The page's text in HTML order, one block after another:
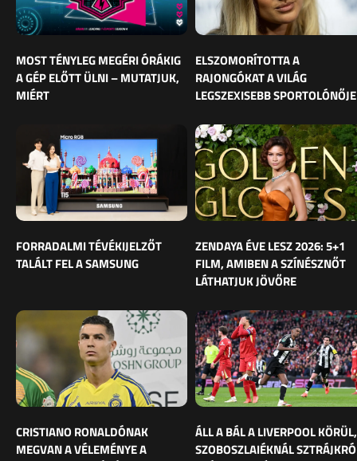
MOST TÉNYLEG MEGÉRI ÓRÁKIG
A GÉP ELŐTT ÜLNI – MUTATJUK,
MIÉRT
ELSZOMORÍTOTTA A
RAJONGÓKAT A VILÁG
LEGSZEXISEBB SPORTOLÓNŐJE
FORRADALMI TÉVÉKIJELZŐT
TALÁLT FEL A SAMSUNG
ZENDAYA ÉVE LESZ 2026: 5+1
FILM, AMIBEN A SZÍNÉSZNŐT
LÁTHATJUK JÖVŐRE
CRISTIANO RONALDÓNAK
MEGVAN A VÉLEMÉNYE A
ÁLL A BÁL A LIVERPOOL KÖRÜL,
SZOBOSZLAIÉKNÁL